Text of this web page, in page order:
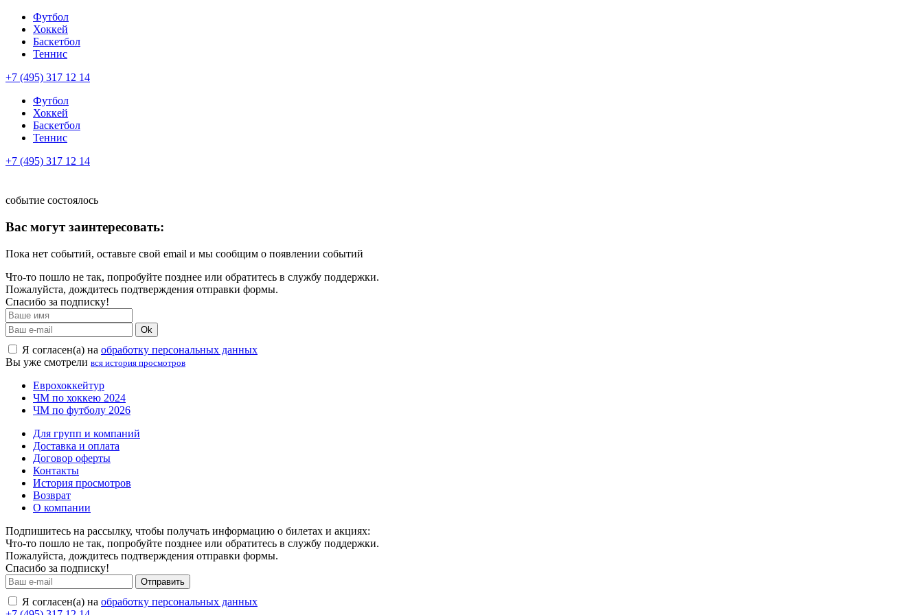
Футбол
Хоккей
Баскетбол
Теннис
+7 (495) 317 12 14
Футбол
Хоккей
Баскетбол
Теннис
+7 (495) 317 12 14
событие состоялось
Вас могут заинтересовать:
Пока нет событий, оставьте свой email и мы сообщим о появлении событий
Что-то пошло не так, попробуйте позднее или обратитесь в службу поддержки.
Пожалуйста, дождитесь подтверждения отправки формы.
Спасибо за подписку!
Ok
Я согласен(а) на обработку персональных данных
Вы уже смотрели вся история просмотров
Еврохоккейтур
ЧМ по хоккею 2024
ЧМ по футболу 2026
Для групп и компаний
Доставка и оплата
Договор оферты
Контакты
История просмотров
Возврат
О компании
Подпишитесь на рассылку, чтобы получать информацию о билетах и акциях:
Что-то пошло не так, попробуйте позднее или обратитесь в службу поддержки.
Пожалуйста, дождитесь подтверждения отправки формы.
Спасибо за подписку!
Отправить
Я согласен(а) на обработку персональных данных